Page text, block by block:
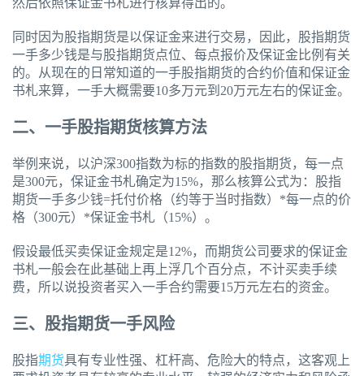
然后依照保证金书札进行核算得出的。
同时因为股指期货是以保证金来进行交易，因此，股指期货
一手多少钱是与股指期货点位、每点报价及保证金比例有关
的。从现在的日常知道的一手股指期货的合约价值和保证金
书札来算，一手大概需要10多万元到20万元左右的保证金。
二、一手股指期货核算方法
举例来说，以沪深300指数为标的指数的股指期货，每一点
是300元，保证金书札确定为15%，那么核算公式为：股指
期货一手多少钱=托付价格（约等于当时指数）*每一点的价
格（300元）*保证金书札（15%）。
假设最低买卖保证金规定是12%，而期货公司要求的保证金
书札一般会在此基础上再上浮几个百分点，不计买卖手续
费，所以说投资者买入一手合约需要15万元左右的资金。
三、股指期货一手风险
股指期货具有专业性强、杠杆高、危险大的特点，这客观上